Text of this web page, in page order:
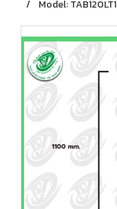
Model: TAB120LT1